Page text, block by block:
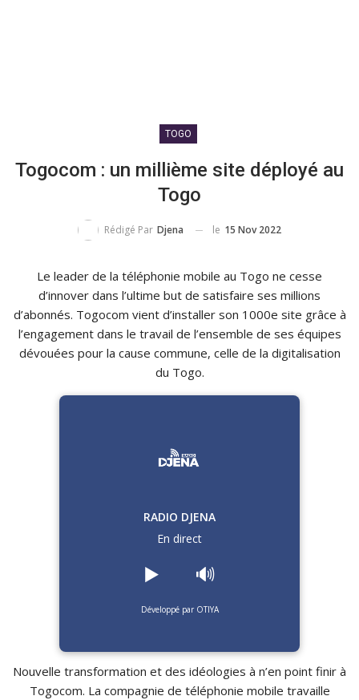
TOGO
Togocom : un millième site déployé au
Togo
Rédigé Par Djena le 15 Nov 2022
Le leader de la téléphonie mobile au Togo ne cesse
d’innover dans l’ultime but de satisfaire ses millions
d’abonnés. Togocom vient d’installer son 1000e site grâce à
l’engagement dans le travail de l’ensemble de ses équipes
dévouées pour la cause commune, celle de la digitalisation
du Togo.
RADIO DJENA
En direct
▶️ 🔊
Développé par OTIYA
Nouvelle transformation et des idéologies à n’en point finir à
Togocom. La compagnie de téléphonie mobile travaille